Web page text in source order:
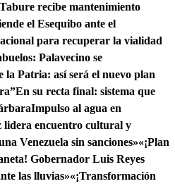
recibe mantenimiento
el Esequibo ante el
para recuperar la vialidad
Palavecino se
la Patria: así será el nuevo plan
En su recta final: sistema que
Impulso al agua en
lidera encuentro cultural y
Venezuela sin sanciones»«¡Plan
Gobernador Luis Reyes
las lluvias»«¡Transformación